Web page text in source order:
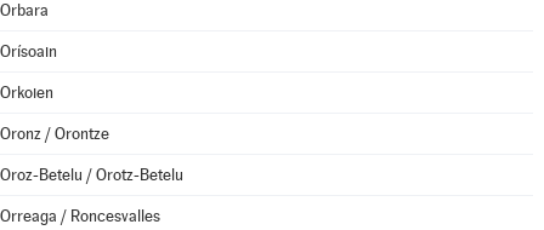
Orbara
Orísoain
Orkoien
Oronz / Orontze
Oroz-Betelu / Orotz-Betelu
Orreaga / Roncesvalles